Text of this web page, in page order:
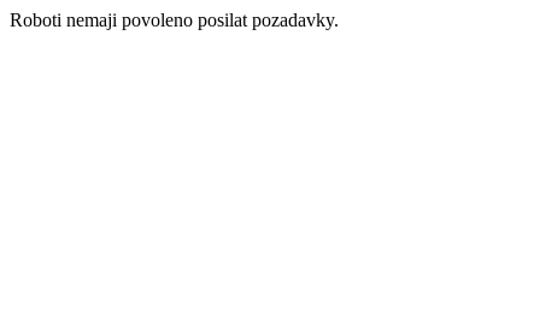
Roboti nemaji povoleno posilat pozadavky.